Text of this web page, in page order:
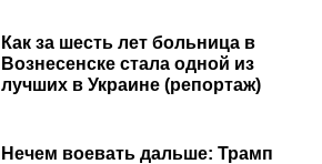
Как за шесть лет больница в
Вознесенске стала одной из
лучших в Украине (репортаж)
Нечем воевать дальше: Трамп